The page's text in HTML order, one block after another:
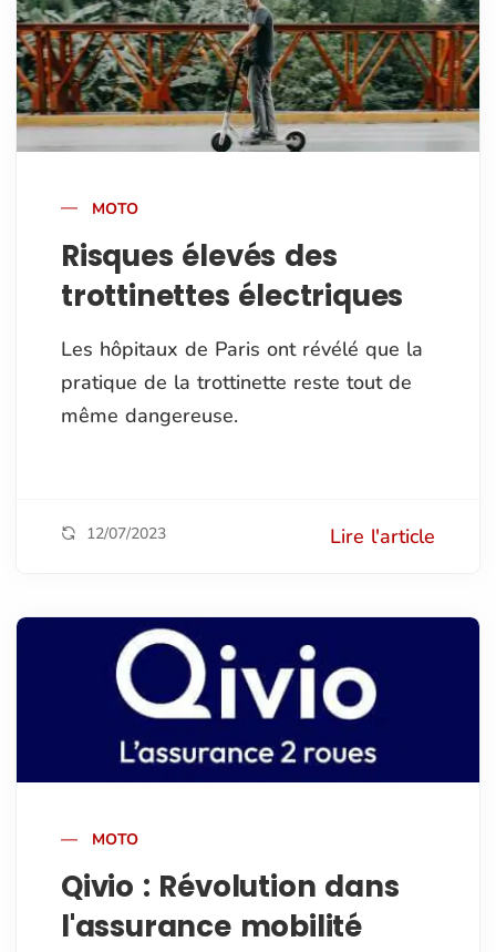
MOTO
Risques élevés des
trottinettes électriques
Les hôpitaux de Paris ont révélé que la
pratique de la trottinette reste tout de
même dangereuse.
12/07/2023 Lire l'article
MOTO
Qivio : Révolution dans
l'assurance mobilité